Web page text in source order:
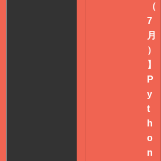
（
7
月
）
】
P
y
t
h
o
n